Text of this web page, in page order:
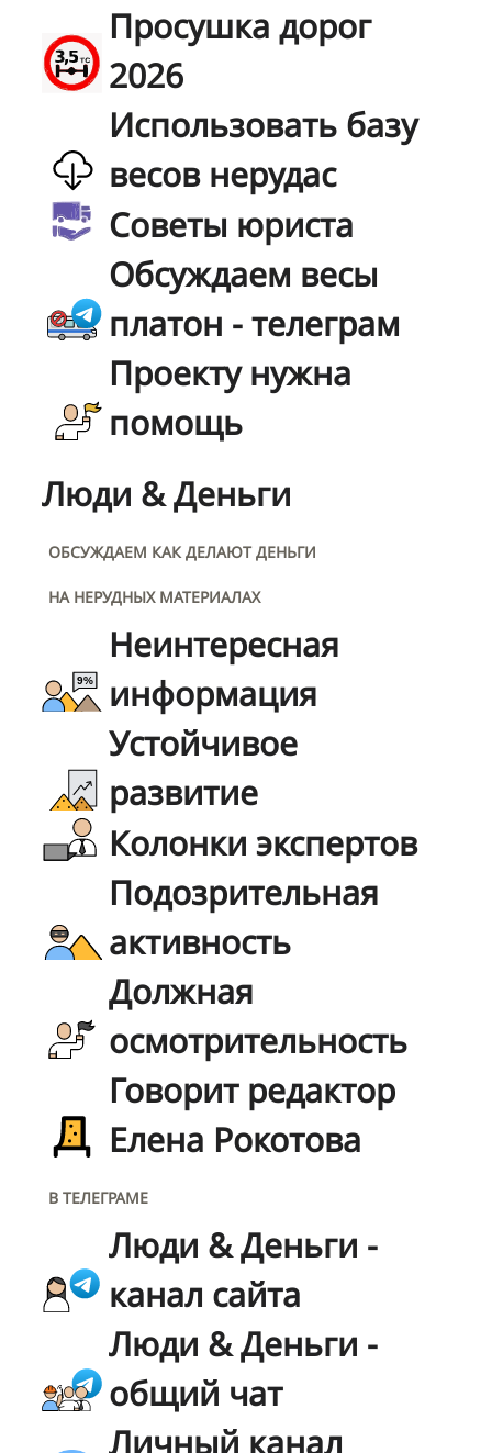
Просушка дорог
2026
Использовать базу
весов нерудас
Советы юриста
Обсуждаем весы
платон - телеграм
Проекту нужна
помощь
Люди & Деньги
ОБСУЖДАЕМ КАК ДЕЛАЮТ ДЕНЬГИ
НА НЕРУДНЫХ МАТЕРИАЛАХ
Неинтересная
информация
Устойчивое
развитие
Колонки экспертов
Подозрительная
активность
Должная
осмотрительность
Говорит редактор
Елена Рокотова
В ТЕЛЕГРАМЕ
Люди & Деньги -
канал сайта
Люди & Деньги -
общий чат
Личный канал